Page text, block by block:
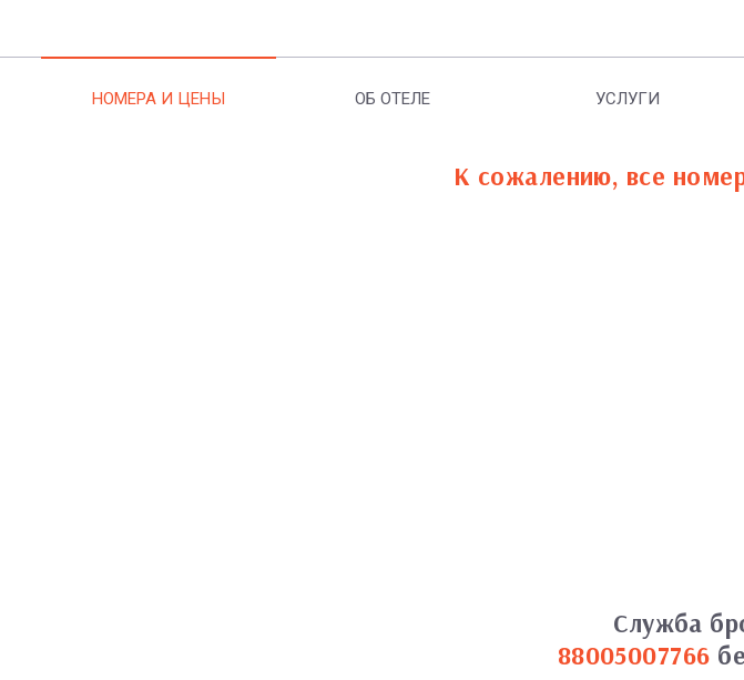
НОМЕРА И ЦЕНЫ ОБ ОТЕЛЕ УСЛУГИ
К сожалению, все
Служба
88005007766